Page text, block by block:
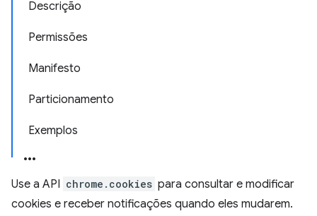
Descrição
Permissões
Manifesto
Particionamento
Exemplos
Use a API chrome.cookies para consultar e modificar
cookies e receber notificações quando eles mudarem.